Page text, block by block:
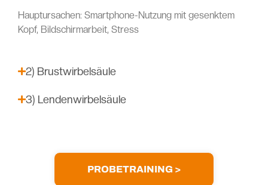
Hauptursachen: Smartphone-Nutzung mit gesenktem
Kopf, Bildschirmarbeit, Stress
2) Brustwirbelsäule
3) Lendenwirbelsäule
PROBETRAINING >